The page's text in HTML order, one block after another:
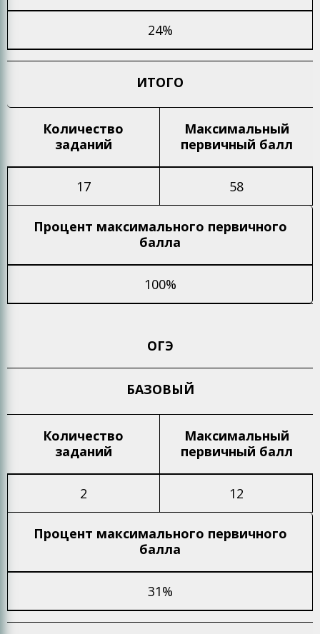
24%
ИТОГО
Количество
заданий
Максимальный
первичный балл
17 58
Процент максимального первичного
балла
100%
ОГЭ
БАЗОВЫЙ
Количество
заданий
Максимальный
первичный балл
2 12
Процент максимального первичного
балла
31%